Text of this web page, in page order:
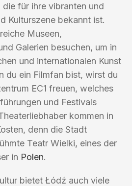
für ihre vibranten und
Kulturszene bekannt ist.
Museen,
Galerien besuchen, um in
und internationalen Kunst
du ein Filmfan bist, wirst du
EC1 freuen, welches
und Festivals
kommen in
denn die Stadt
Teatr Wielki, eines der
in Polen.
bietet Łódź auch viele